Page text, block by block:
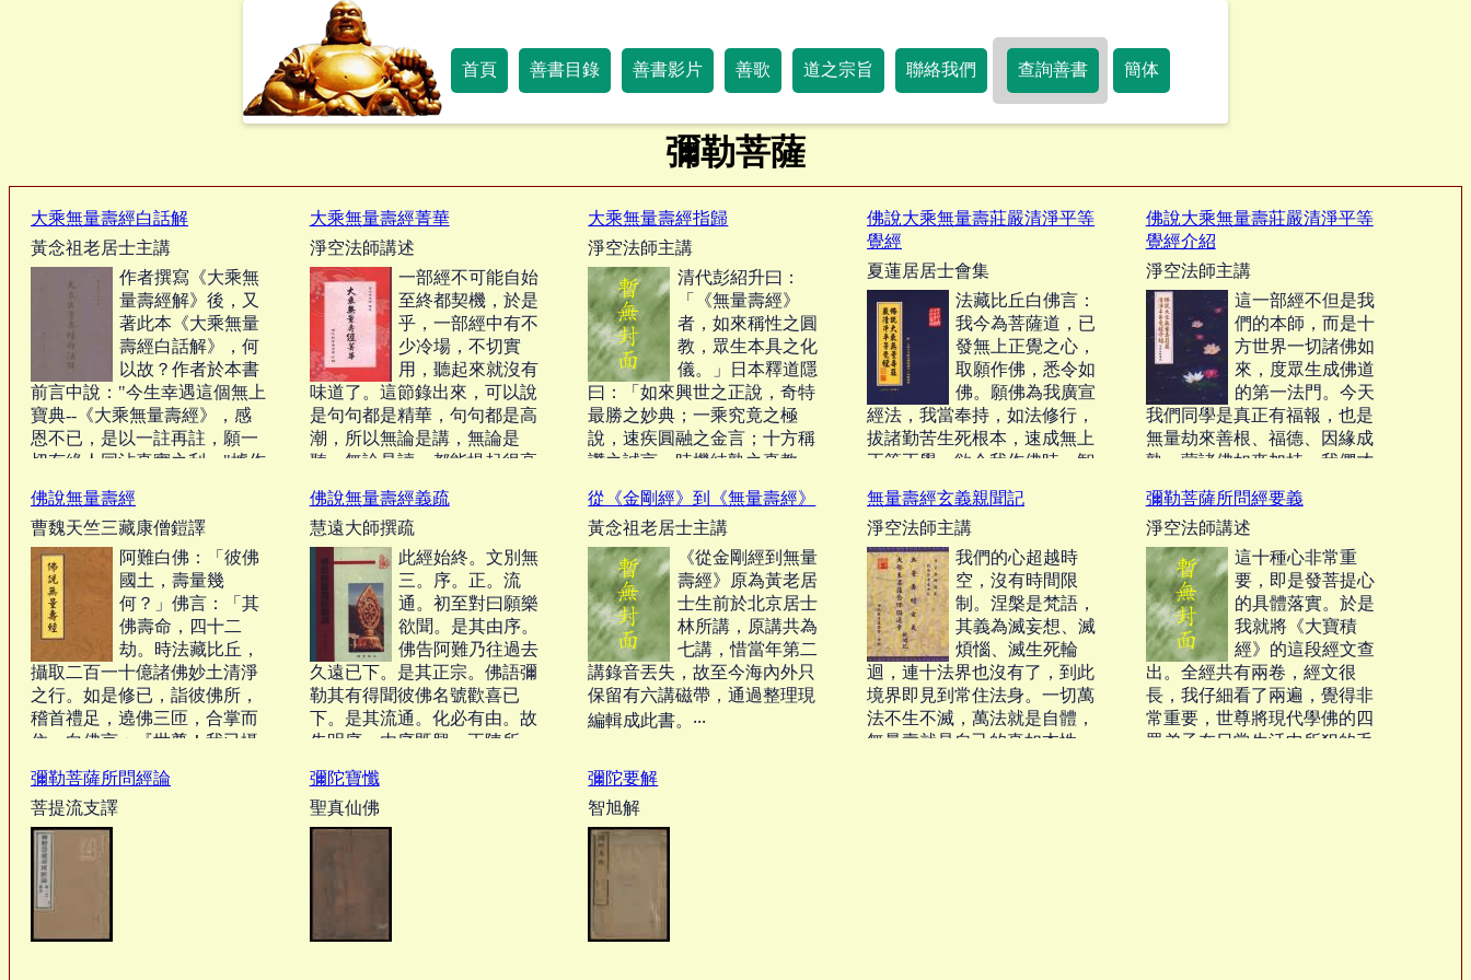
首頁 善書目錄 善書影片 善歌 道之宗旨 聯絡我們 查詢善書 簡体
彌勒菩薩
大乘無量壽經白話解
黃念祖老居士主講
作者撰寫《大乘無
量壽經解》後，又
著此本《大乘無量
壽經白話解》，何
以故？作者於本書
前言中說："今生幸遇這個無上
寶典--《大乘無量壽經》，感
恩不已，是以一註再註，願一
切有緣人同沾真實之利。"據作
《白話解》乃黃念祖居士未竟
之作。‧‧‧
大乘無量壽經菁華
淨空法師講述
一部經不可能自始
至終都契機，於是
乎，一部經中有不
少冷場，不切實
用，聽起來就沒有
味道了。這節錄出來，可以說
是句句都是精華，句句都是高
潮，所以無論是講，無論是
聽，無論是讀，都能提起很高
的嚐試。‧‧‧
大乘無量壽經指歸
淨空法師主講
清代彭紹升曰：
「《無量壽經》
者，如來稱性之圓
教，眾生本具之化
儀。」日本釋道隱
曰：「如來興世之正說，奇特
最勝之妙典；一乘究竟之極
說，速疾圓融之金言；十方稱
讚之誠言，時機純熟之真教
量壽經》者，如來稱性之極
談，眾生本具之化儀；一乘之
了義，萬善之總門；淨土群經
百數十部之綱要，一大藏教之
指歸也。」‧‧‧
佛說大乘無量壽莊嚴清淨平等
覺經
夏蓮居居士會集
法藏比丘白佛言：
我今為菩薩道，已
發無上正覺之心，
取願作佛，悉令如
佛。願佛為我廣宣
經法，我當奉持，如法修行，
拔諸勤苦生死根本，速成無上
正等正覺。欲令我作佛時，智
字，皆聞十方。諸天人民及蜎
蠕類，來生我國，悉作菩
薩。‧‧‧
佛說大乘無量壽莊嚴清淨平等
覺經介紹
淨空法師主講
這一部經不但是我
們的本師，而是十
方世界一切諸佛如
來，度眾生成佛道
的第一法門。今天
我們同學是真正有福報，也是
無量劫來善根、福德、因緣成
熟，蒙諸佛如來加持，我們才
寶。希望大家要珍惜它，要認
真地來學習，真正認識古大德
所稱的第一經。‧‧‧
佛說無量壽經
曹魏天竺三藏康僧鎧譯
阿難白佛：「彼佛
國土，壽量幾
何？」佛言：「其
佛壽命，四十二
劫。時法藏比丘，
攝取二百一十億諸佛妙土清淨
之行。如是修已，詣彼佛所，
稽首禮足，遶佛三匝，合掌而
住，白佛言：『世尊！我已攝
比丘：『汝今可說，宜知是
時，發起悅可一切大眾。菩薩
聞已，修行比法，緣致滿足無
量大願。』比丘白佛：『唯垂
聽察！如我所願，當具說
之：‧‧‧
佛說無量壽經義疏
慧遠大師撰疏
此經始終。文別無
三。序。正。流
通。初至對曰願樂
欲聞。是其由序。
佛告阿難乃往過去
久遠已下。是其正宗。佛語彌
勒其有得聞彼佛名號歡喜已
下。是其流通。化必有由。故
先明序。由序既興。正陳所
說法。為利群品。說經既竟。
歎勝勸學。付屬傅持。故次第
三辨其流通。‧‧‧
從《金剛經》到《無量壽經》
黃念祖老居士主講
《從金剛經到無量
壽經》原為黃老居
士生前於北京居士
林所講，原講共為
七講，惜當年第二
講錄音丟失，故至今海內外只
保留有六講磁帶，通過整理現
編輯成此書。‧‧‧
無量壽經玄義親聞記
淨空法師主講
我們的心超越時
空，沒有時間限
制。涅槃是梵語，
其義為滅妄想、滅
煩惱、滅生死輪
迴，連十法界也沒有了，到此
境界即見到常住法身。一切萬
法不生不滅，萬法就是自體，
無量壽就是自己的真如本性，
彌勒菩薩所問經要義
淨空法師講述
這十種心非常重
要，即是發菩提心
的具體落實。於是
我就將《大寶積
經》的這段經文查
出。全經共有兩卷，經文很
長，我仔細看了兩遍，覺得非
常重要，世尊將現代學佛的四
眾弟子在日常生活中所犯的毛
彌勒菩薩所問經論
菩提流支譯
彌陀寶懺
聖真仙佛
彌陀要解
智旭解